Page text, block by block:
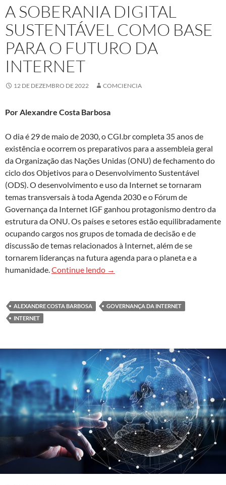
A SOBERANIA DIGITAL
SUSTENTÁVEL COMO BASE
PARA O FUTURO DA
INTERNET
12 DE DEZEMBRO DE 2022 COMCIENCIA
Por Alexandre Costa Barbosa
O dia é 29 de maio de 2030, o CGI.br completa 35 anos de
existência e ocorrem os preparativos para a assembleia geral
da Organização das Nações Unidas (ONU) de fechamento do
ciclo dos Objetivos para o Desenvolvimento Sustentável
(ODS). O desenvolvimento e uso da Internet se tornaram
temas transversais à toda Agenda 2030 e o Fórum de
Governança da Internet IGF ganhou protagonismo dentro da
estrutura da ONU. Os países e setores estão equilibradamente
ocupando cargos nos grupos de tomada de decisão e de
discussão de temas relacionados à Internet, além de se
tornarem lideranças na futura agenda para o planeta e a
humanidade.Continue lendo A soberania digital sustentável
→
ALEXANDRE COSTA BARBOSA
GOVERNANÇA DA INTERNET
INTERNET